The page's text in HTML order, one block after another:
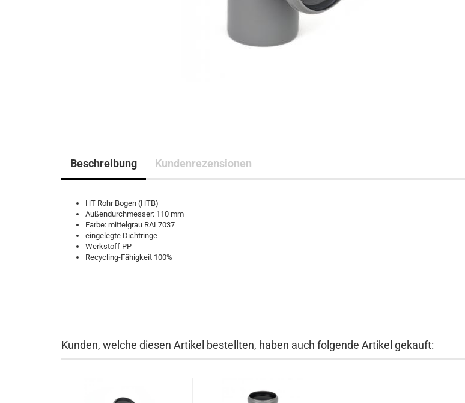
Beschreibung Kundenrezensionen
HT Rohr Bogen (HTB)
Außendurchmesser: 110 mm
Farbe: mittelgrau RAL7037
eingelegte Dichtringe
Werkstoff PP
Recycling-Fähigkeit 100%
Kunden, welche diesen Artikel bestellten, haben auch folgende Artikel gekauft: